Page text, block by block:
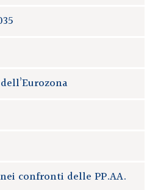
confronti delle PP.AA.